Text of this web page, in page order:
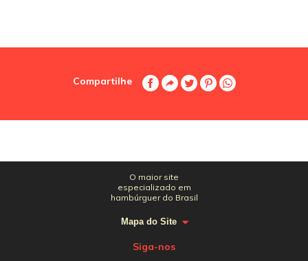
Compartilhe
O maior site
especializado em
hambúrguer do Brasil
Mapa do Site
Siga-nos